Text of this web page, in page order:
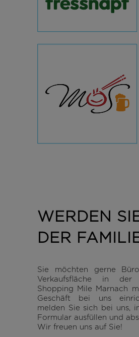
WERDEN
DER
Sie möchten gerne
Verkaufsfläche in der
Shopping Mile Marnach
Geschäft bei uns
melden Sie sich bei uns,
Formular ausfüllen und
Wir freuen uns auf Sie!